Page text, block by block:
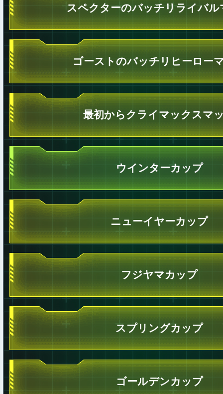
スペクターのバッチリライバル
ゴーストのバッチリヒーロー
最初からクライマックスマ
ウインターカップ
ニューイヤーカップ
フジヤマカップ
スプリングカップ
ゴールデンカップ